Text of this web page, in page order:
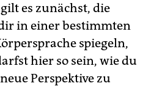
es zunächst, die
in einer bestimmten
spiegeln,
hier so sein, wie du
Perspektive zu